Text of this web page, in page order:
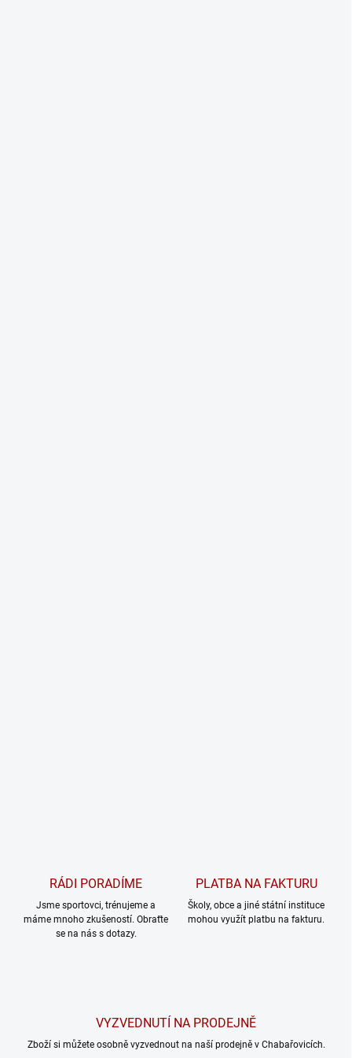
RÁDI PORADÍME
Jsme sportovci, trénujeme a
máme mnoho zkušeností. Obraťte
se na nás s dotazy.
PLATBA NA FAKTURU
Školy, obce a jiné státní instituce
mohou využít platbu na fakturu.
VYZVEDNUTÍ NA PRODEJNĚ
Zboží si můžete osobně vyzvednout na naší prodejně v Chabařovicích.